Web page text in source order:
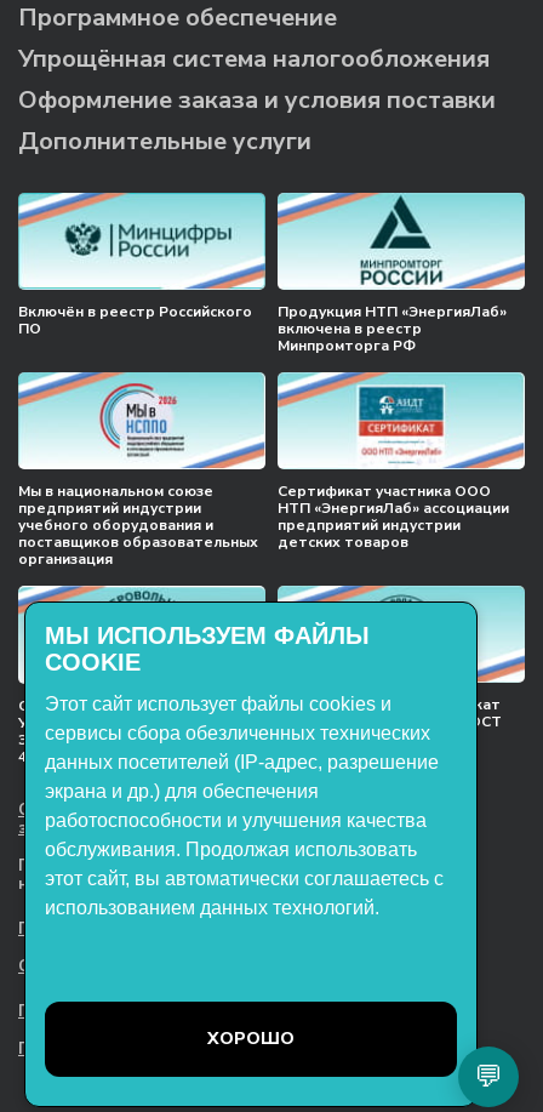
Программное обеспечение
Упрощённая система налогообложения
Оформление заказа и условия поставки
Дополнительные услуги
Включён в реестр Российского
ПО
Продукция НТП «ЭнергияЛаб»
включена в реестр
Минпромторга РФ
Мы в национальном союзе
предприятий индустрии
учебного оборудования и
поставщиков образовательных
организация
Сертификат участника ООО
НТП «ЭнергияЛаб» ассоциации
предприятий индустрии
детских товаров
Сертификат соответствия
Учебное оборудование, марки
ЭнергияЛаб ТУ 32.99.53–001–
47627947–2021 Серийный выпуск
Международный сертификат
менеджмента качества ГОСТ
ISO 9001:2015
ООО НТП «ЭнергияЛаб». Все права
защищены.
Представленная на сайте информация
не является публичной офертой
Пользовательское соглашение
Согласие на обработку персональных данных
Политика обработки файлов cookie
Политика конфиденциальности
МЫ ИСПОЛЬЗУЕМ ФАЙЛЫ
COOKIE
Этот сайт использует файлы cookies и
сервисы сбора обезличенных технических
данных посетителей (IP-адрес, разрешение
экрана и др.) для обеспечения
работоспособности и улучшения качества
обслуживания. Продолжая использовать
этот сайт, вы автоматически соглашаетесь с
использованием данных технологий.
ХОРОШО
💬